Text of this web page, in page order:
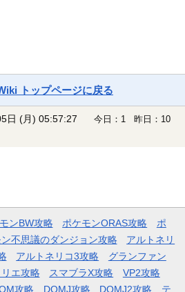
トップページに戻る
日 (月) 05:57:27
今日：1 昨日：10
ンBW攻略 ポケモンORAS攻略
ポ
不思議のダンジョン攻略
アルトネリ
アルトネリコ3攻略
グランファン
エ攻略 スマブラX攻略
VP2攻略
攻略
DQMJ攻略 DQMJ2攻略 テ